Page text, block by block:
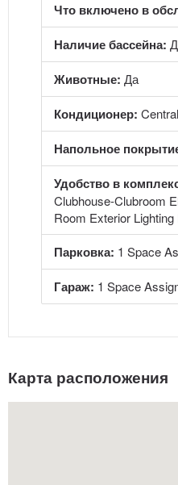
Что включено в
Наличие бассейна:
Животные: Да
Кондиционер:
Напольное
Удобство в
Clubhouse-Clubroom
Room Exterior
Парковка: 1 Space
Гараж: 1 Space
Карта расположения